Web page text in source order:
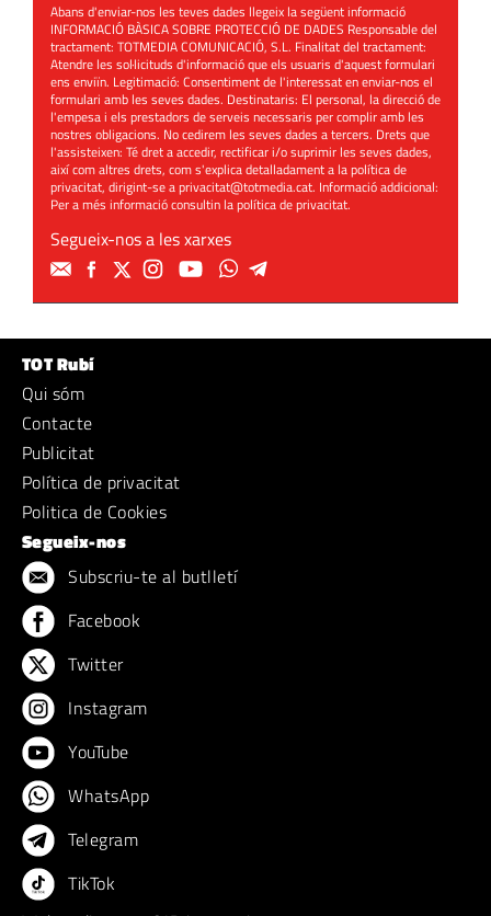
Abans d'enviar-nos les teves dades llegeix la següent informació
INFORMACIÓ BÀSICA SOBRE PROTECCIÓ DE DADES Responsable del
tractament: TOTMEDIA COMUNICACIÓ, S.L. Finalitat del tractament:
Atendre les sol·licituds d'informació que els usuaris d'aquest formulari
ens enviïn. Legitimació: Consentiment de l'interessat en enviar-nos el
formulari amb les seves dades. Destinataris: El personal, la direcció de
l'empesa i els prestadors de serveis necessaris per complir amb les
nostres obligacions. No cedirem les seves dades a tercers. Drets que
l'assisteixen: Té dret a accedir, rectificar i/o suprimir les seves dades,
així com altres drets, com s'explica detalladament a la política de
privacitat, dirigint-se aprivacitat@totmedia.cat. Informació addicional:
Per a més informació consultin lapolítica de privacitat.
Segueix-nos a les xarxes
TOT Rubí
Qui sóm
Contacte
Publicitat
Política de privacitat
Politica de Cookies
Segueix-nos
Subscriu-te al butlletí
Facebook
Twitter
Instagram
YouTube
WhatsApp
Telegram
TikTok